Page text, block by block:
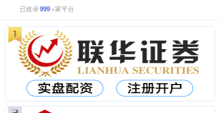
已收录999+家平台